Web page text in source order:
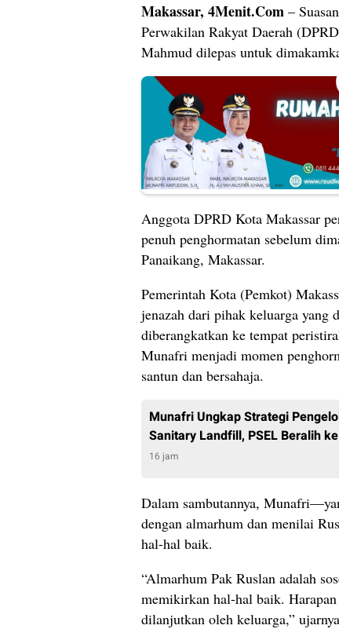
Makassar, 4Menit.Com –
Perwakilan Rakyat Daerah
Mahmud dilepas untuk
Anggota DPRD Kota Makassar
penuh penghormatan sebelum
Panaikang, Makassar.
Pemerintah Kota (Pemkot)
jenazah dari pihak keluarga yang
diberangkatkan ke tempat
Munafri menjadi momen
santun dan bersahaja.
Munafri Ungkap Strategi
Sanitary Landfill, PSEL Beralih
16 jam
Dalam sambutannya,
dengan almarhum dan menilai
hal-hal baik.
“Almarhum Pak Ruslan adalah
memikirkan hal-hal baik. Harapan
dilanjutkan oleh keluarga,”